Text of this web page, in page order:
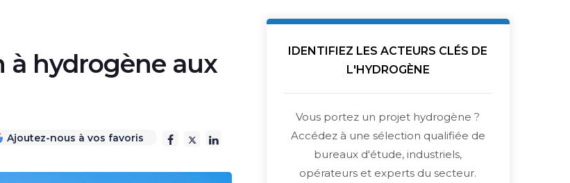
à hydrogène aux
Ajoutez-nous à vos favoris
IDENTIFIEZ LES ACTEURS CLÉS DE
L'HYDROGÈNE
Vous portez un projet hydrogène ?
Accédez à une sélection qualifiée de
bureaux d'étude, industriels,
opérateurs et experts du secteur.